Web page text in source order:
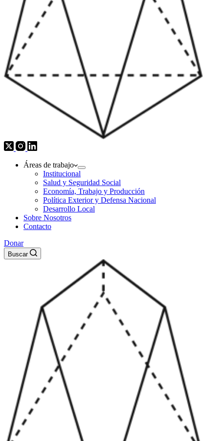
Áreas de trabajo
Institucional
Salud y Seguridad Social
Economía, Trabajo y Producción
Política Exterior y Defensa Nacional
Desarrollo Local
Sobre Nosotros
Contacto
Donar
Buscar